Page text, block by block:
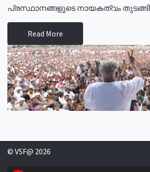
പ്രസ്ഥാനങ്ങളുടെ നായകത്വം തുടങ്ങി
Read More
© VSF@ 2026